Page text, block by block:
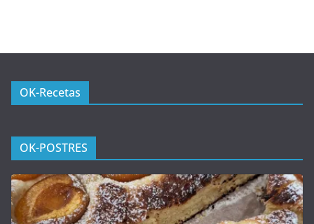
OK-Recetas
OK-POSTRES